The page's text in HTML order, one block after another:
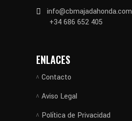
info@cbmajadahonda.com
+34 686 652 405
ENLACES
Contacto
Aviso Legal
Política de Privacidad